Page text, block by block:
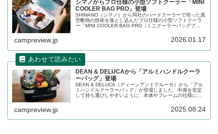
シマノからプロ仕様の小型ソフトクーラー「MINI
COOLER BAG PRO」登場
SHIMANO（シマノ）から同社のハードクーラーで培った真
空断熱の技術を落とし込んだプロ仕様の小型ソフトクーラ
ー「MINI COOLER BAG PRO（ミニクーラーバッグプ
ンチボックスです。詳細をレビューします。
campreview.jp 2026.01.17
DEAN & DELUCAから「アルミハンドルクーラ
ーバッグ」登場
DEAN & DELUCA（ディーンアンドデルーカ）から「アル
ミハンドルクーラーバッグ」が登場しました。中身を安定
して持ち運びしやすいように、本体やフレームの仕様にこ
ぷりと食材を持ち運びすることができます。詳細をレビュ
campreview.jp 2025.08.24